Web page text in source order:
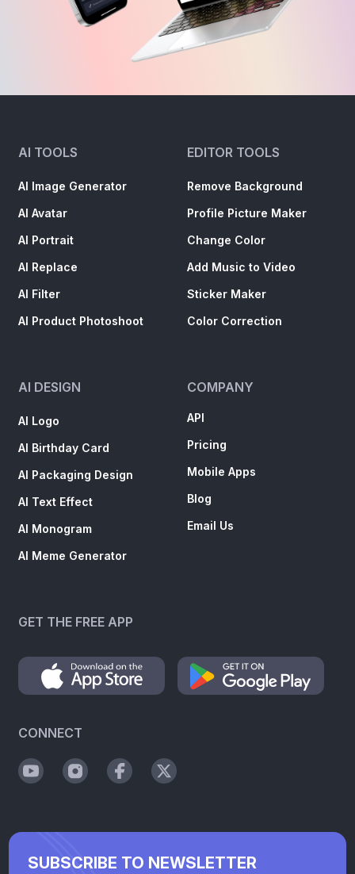
AI TOOLS
AI Image Generator
AI Avatar
AI Portrait
AI Replace
AI Filter
AI Product Photoshoot
EDITOR TOOLS
Remove Background
Profile Picture Maker
Change Color
Add Music to Video
Sticker Maker
Color Correction
AI DESIGN
AI Logo
AI Birthday Card
AI Packaging Design
AI Text Effect
AI Monogram
AI Meme Generator
COMPANY
API
Pricing
Mobile Apps
Blog
Email Us
GET THE FREE APP
CONNECT
SUBSCRIBE TO NEWSLETTER